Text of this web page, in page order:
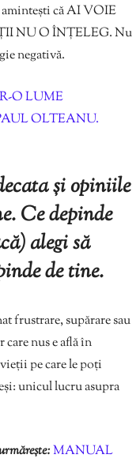
amintești că AI VOIE
NU O ÎNȚELEG. Nu
negativă.
O LUME
OLTEANU.
și opiniile
Ce depinde
alegi să
de tine.
frustrare, supărare sau
nus e află în
pe care le poți
unicul lucru asupra
MANUAL